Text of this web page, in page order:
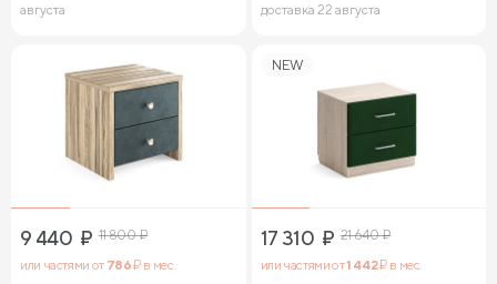
августа
доставка 22 августа
9 440 ₽ 11 800₽
или частями от 786₽ в мес.
NEW
17 310 ₽ 21 640₽
или частями от1 442₽ в мес.